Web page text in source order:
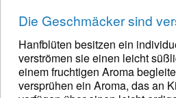
Die Geschmäcker sind
Hanfblüten besitzen ein
verströmen sie einen leicht
einem fruchtigen Aroma
versprühen ein Aroma, das an